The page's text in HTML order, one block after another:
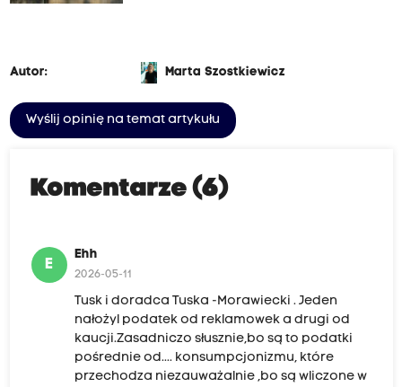
Autor: Marta Szostkiewicz
Wyślij opinię na temat artykułu
Komentarze (6)
E
Ehh
2026-05-11
Tusk i doradca Tuska -Morawiecki . Jeden
nałożyl podatek od reklamowek a drugi od
kaucji.Zasadniczo słusznie,bo są to podatki
pośrednie od.... konsumpcjonizmu, które
przechodza niezauważalnie ,bo są wliczone w